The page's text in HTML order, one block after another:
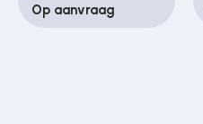
Op aanvraag